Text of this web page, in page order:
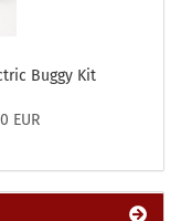
Buggy Kit
EUR